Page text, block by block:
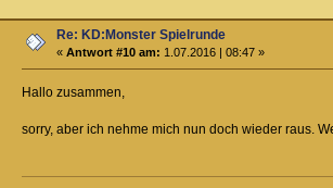
Re: KD:Monster Spielrunde
«Antwort #10 am: 1.07.2016 | 08:47 »
Hallo zusammen,
sorry, aber ich nehme mich nun doch wieder raus.